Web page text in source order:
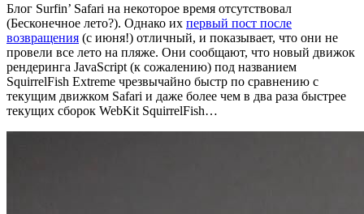
Блог Surfin’ Safari на некоторое время отсутствовал
(Бесконечное лето?). Однако их первый пост после
возвращения (с июня!) отличный, и показывает, что они не
провели все лето на пляже. Они сообщают, что новый движок
рендеринга JavaScript (к сожалению) под названием
SquirrelFish Extreme чрезвычайно быстр по сравнению с
текущим движком Safari и даже более чем в два раза быстрее
текущих сборок WebKit SquirrelFish…